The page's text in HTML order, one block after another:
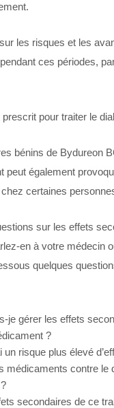
les risques et les
ces périodes,
pour traiter le
bénins de Bydureon
peut également
certaines
sur les effets
en à votre médecin
quelques
je gérer les effets
?
un risque plus élevé
médicaments contre le
secondaires de ce